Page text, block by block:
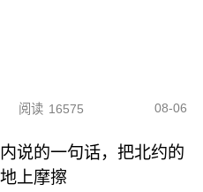
阅读 16575 08-06
说的一句话，把北约的
上摩擦